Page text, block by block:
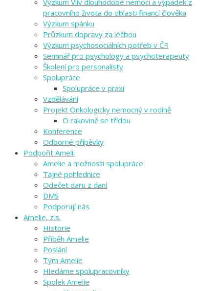
Výzkum Vliv dlouhodobé nemoci a výpadek z
pracovního života do oblasti financí člověka
Výzkum spánku
Průzkum dopravy za léčbou
Výzkum psychosociálních potřeb v ČR
Seminář pro psychology a psychoterapeuty
Školení pro personalisty
Spolupráce
Spolupráce v praxi
Vzdělávání
Projekt Onkologicky nemocný v rodině
O rakovině se třídou
Konference
Odborné přípěvky
Podpořit Amelii
Amelie a možnosti spolupráce
Tajné pohlednice
Odečet daru z daní
DMS
Podporují nás
Amelie, z.s.
Historie
Příběh Amelie
Poslání
Tým Amelie
Hledáme spolupracovníky
Spolek Amelie